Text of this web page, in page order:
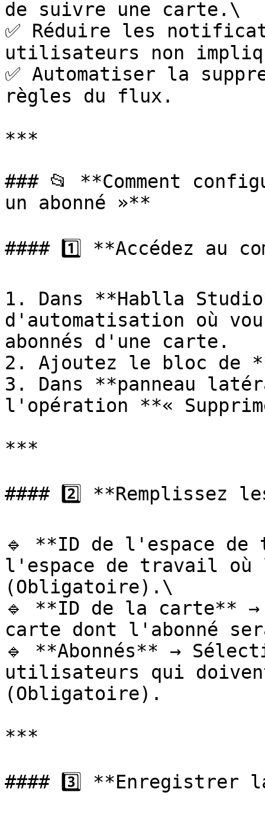
de suivre une carte.\
✅ Réduire les
utilisateurs non
✅ Automatiser la
règles du flux.
***
### 📂 **Comment
un abonné »**
#### 1️⃣ **Accédez au
1. Dans **Hablla
d'automatisation où
abonnés d'une carte.
2. Ajoutez le bloc de
3. Dans **panneau
l'opération **«
***
#### 2️⃣ **Remplissez
🔹 **ID de l'espace
l'espace de travail
(Obligatoire).\
🔹 **ID de la carte**
carte dont l'abonné
🔹 **Abonnés** →
utilisateurs qui
(Obligatoire).
***
#### 3️⃣ **Enregistrer